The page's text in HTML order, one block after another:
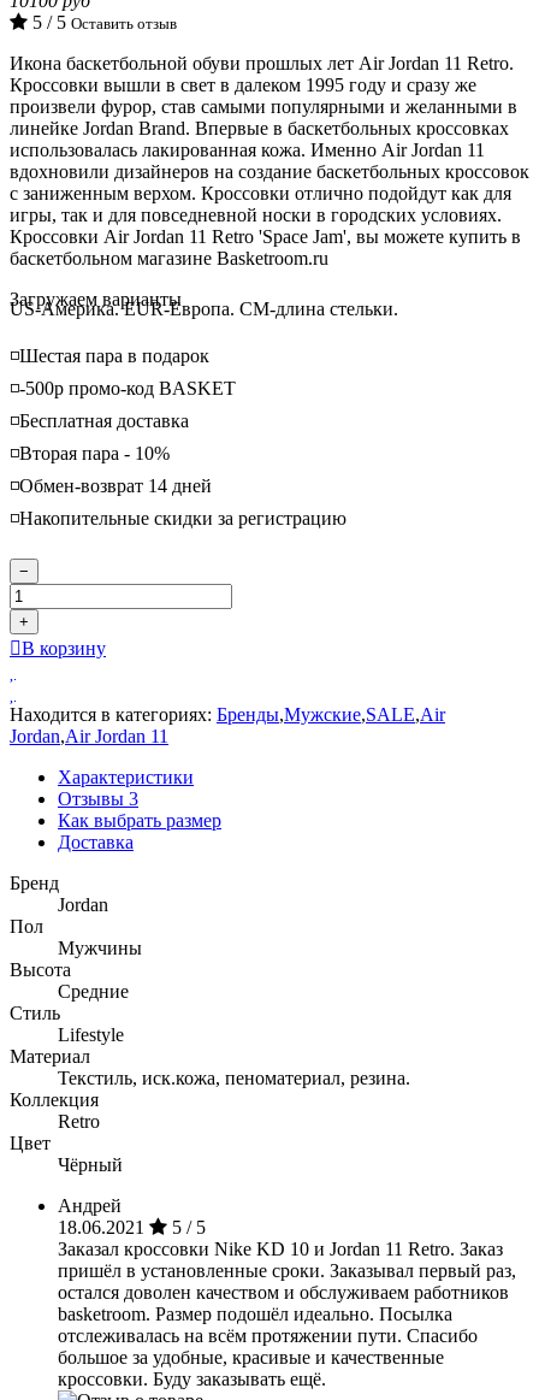
5 / 5 Оставить отзыв
Икона баскетбольной обуви прошлых лет Air Jordan 11 Retro.
Кроссовки вышли в свет в далеком 1995 году и сразу же
произвели фурор, став самыми популярными и желанными в
линейке Jordan Brand. Впервые в баскетбольных кроссовках
использовалась лакированная кожа. Именно Air Jordan 11
вдохновили дизайнеров на создание баскетбольных кроссовок
с заниженным верхом. Кроссовки отлично подойдут как для
игры, так и для повседневной носки в городских условиях.
Кроссовки Air Jordan 11 Retro 'Space Jam', вы можете купить в
баскетбольном магазине Basketroom.ru
Loading...
Загружаем варианты
US-Америка. EUR-Европа. CM-длина стельки.
◽️Шестая пара в подарок
◽️-500р промо-код BASKET
◽️Бесплатная доставка
◽️Вторая пара - 10%
◽️Обмен-возврат 14 дней
◽️Накопительные скидки за регистрацию
−
+
В корзину
Находится в категориях: Бренды,Мужские,SALE,Air
Jordan,Air Jordan 11
Характеристики
Отзывы 3
Как выбрать размер
Доставка
Бренд
Jordan
Пол
Мужчины
Высота
Средние
Стиль
Lifestyle
Материал
Текстиль, иск.кожа, пеноматериал, резина.
Коллекция
Retro
Цвет
Чёрный
Андрей
18.06.2021
5 / 5
Заказал кроссовки Nike KD 10 и Jordan 11 Retro. Заказ
пришёл в установленные сроки. Заказывал первый раз,
остался доволен качеством и обслуживаем работников
basketroom. Размер подошёл идеально. Посылка
отслеживалась на всём протяжении пути. Спасибо
большое за удобные, красивые и качественные
кроссовки. Буду заказывать ещё.